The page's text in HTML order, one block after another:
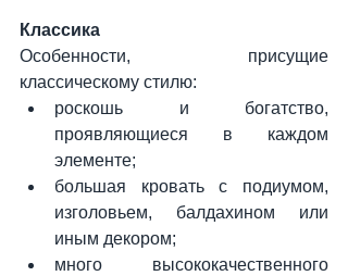
Классика
Особенности, присущие
классическому стилю:
роскошь и богатство,
проявляющиеся в каждом
элементе;
большая кровать с подиумом,
изголовьем, балдахином или
иным декором;
много высококачественного